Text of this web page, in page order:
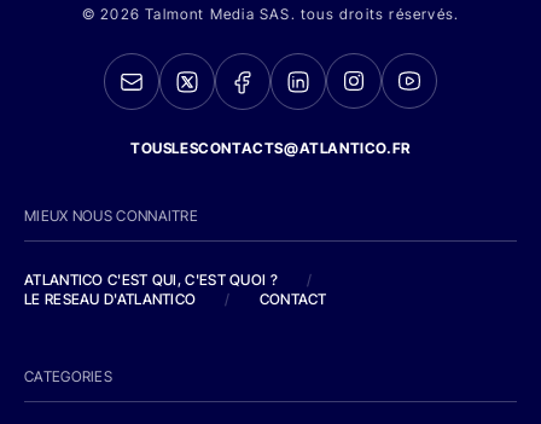
© 2026 Talmont Media SAS. tous droits réservés.
TOUSLESCONTACTS@ATLANTICO.FR
MIEUX NOUS CONNAITRE
ATLANTICO C'EST QUI, C'EST QUOI ?
/
LE RESEAU D'ATLANTICO
/ CONTACT
CATEGORIES